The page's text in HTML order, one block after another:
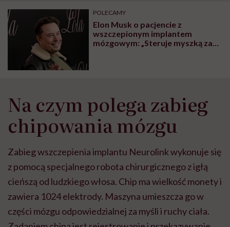
może chyba tylko
głupota i brak
wyobraźni"
pracy
POLECAMY
Elon Musk o pacjencie z
wszczepionym implantem
mózgowym: „Steruje myszką za
Na czym polega zabieg
chipowania mózgu
Zabieg wszczepienia implantu Neurolink wykonuje się
z pomocą specjalnego robota chirurgicznego z igłą
cieńszą od ludzkiego włosa. Chip ma wielkość monety i
zawiera 1024 elektrody. Maszyna umieszcza go w
części mózgu odpowiedzialnej za myśli i ruchy ciała.